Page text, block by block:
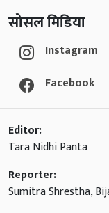
सोसल मिडिया
Instagram
Facebook
Editor:
Tara Nidhi Panta
Reporter:
Sumitra Shrestha,